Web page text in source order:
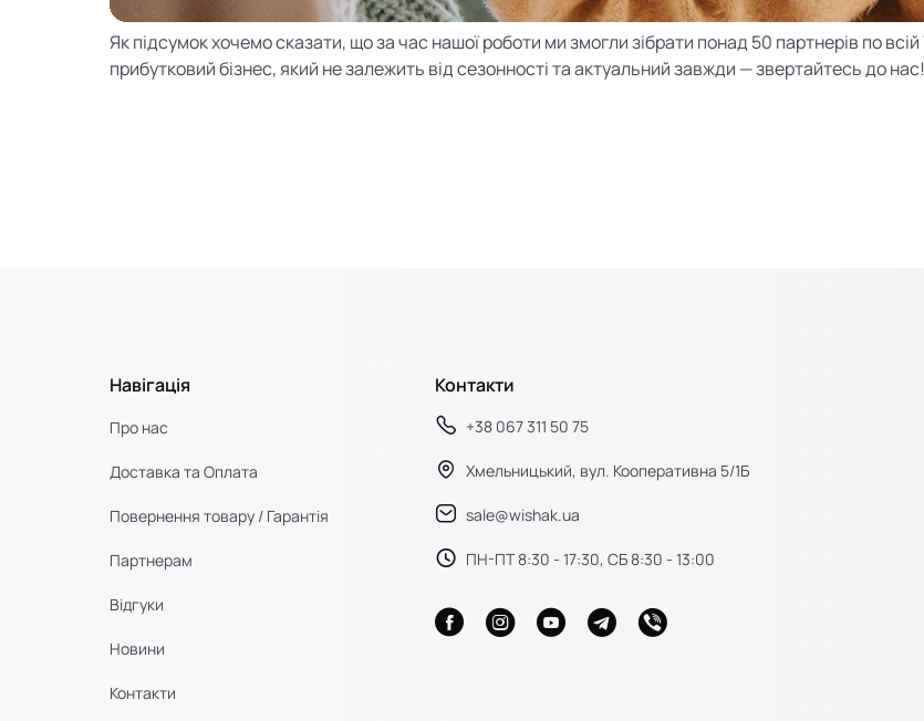
Як підсумок хочемо сказати, що за час нашої роботи ми змогли зібрати понад 50 партнерів по
прибутковий бізнес, який не залежить від сезонності та актуальний завжди — звертайтесь до нас!
Навігація
Про нас
Доставка та Оплата
Повернення товару / Гарантія
Партнерам
Відгуки
Новини
Контакти
Контакти
+38 067 311 50 75
Хмельницький, вул. Кооперативна 5/1Б
sale@wishak.ua
ПН-ПТ 8:30 - 17:30, СБ 8:30 - 13:00